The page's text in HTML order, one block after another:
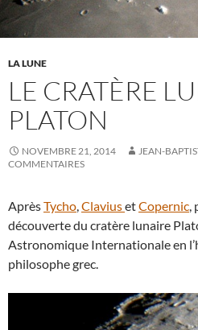
LA LUNE
LE CRATÈRE
PLATON
NOVEMBRE 21, 2014 JEAN-
COMMENTAIRES
AprèsTycho,ClaviusetCopernic,
découverte du cratère lunaire
Astronomique Internationale en
philosophe grec.